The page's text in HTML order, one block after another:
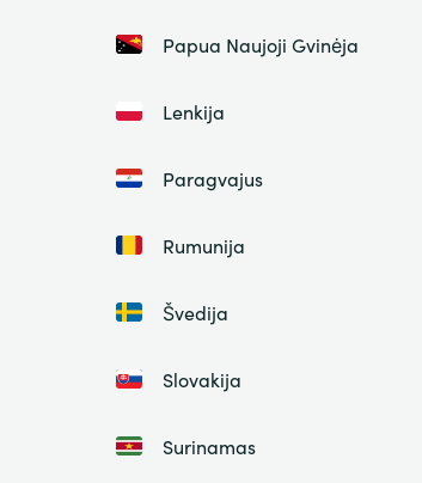
Papua Naujoji Gvinėja
Lenkija
Paragvajus
Rumunija
Švedija
Slovakija
Surinamas